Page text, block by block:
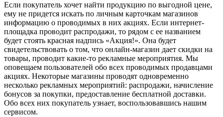
Если покупатель хочет найти продукцию по выгодной цене,
ему не придется искать по личным карточкам магазинов
информацию о проводимых в них акциях. Если интернет-
площадка проводит распродажи, то рядом с ее названием
будет стоять красная надпись «Акция!». Она будет
свидетельствовать о том, что онлайн-магазин дает скидки на
товары, проводит какие-то рекламные мероприятия. Мы
оповещаем пользователей обо всех проводимых продавцами
акциях. Некоторые магазины проводят одновременно
несколько рекламных мероприятий: распродажи, начисление
бонусов за покупки, предоставление бесплатной доставки.
Обо всех них покупатель узнает, воспользовавшись нашим
сервисом.